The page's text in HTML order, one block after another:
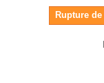
Rupture